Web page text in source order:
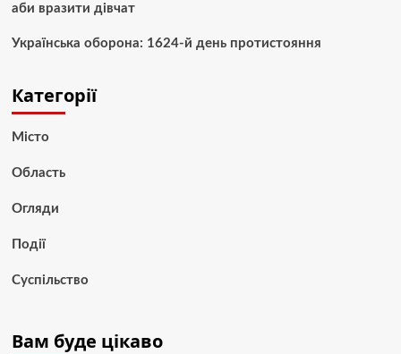
аби вразити дівчат
Українська оборона: 1624-й день протистояння
Категорії
Місто
Область
Огляди
Події
Суспільство
Вам буде цікаво